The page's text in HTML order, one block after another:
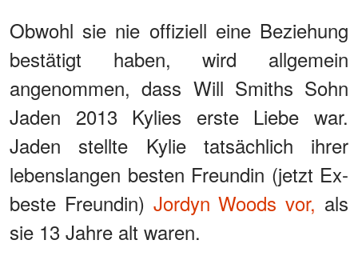
Obwohl sie nie offiziell eine Beziehung
bestätigt haben, wird allgemein
angenommen, dass Will Smiths Sohn
Jaden 2013 Kylies erste Liebe war.
Jaden stellte Kylie tatsächlich ihrer
lebenslangen besten Freundin (jetzt Ex-
beste Freundin) Jordyn Woods vor, als
sie 13 Jahre alt waren.